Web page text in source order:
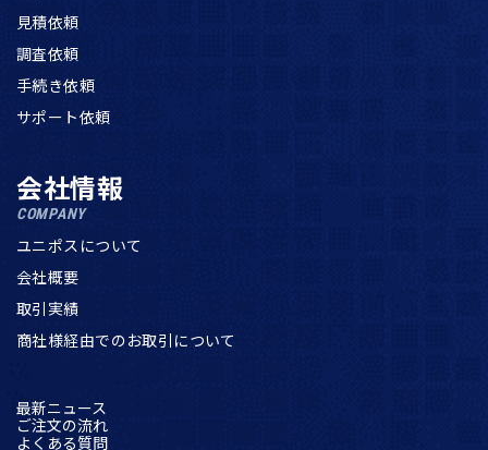
見積依頼
調査依頼
手続き依頼
サポート依頼
会社情報
COMPANY
ユニポスについて
会社概要
取引実績
商社様経由でのお取引について
最新ニュース
ご注文の流れ
よくある質問